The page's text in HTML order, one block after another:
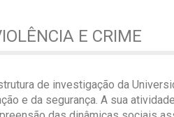
E CRIME
de investigação da
e da segurança. A sua